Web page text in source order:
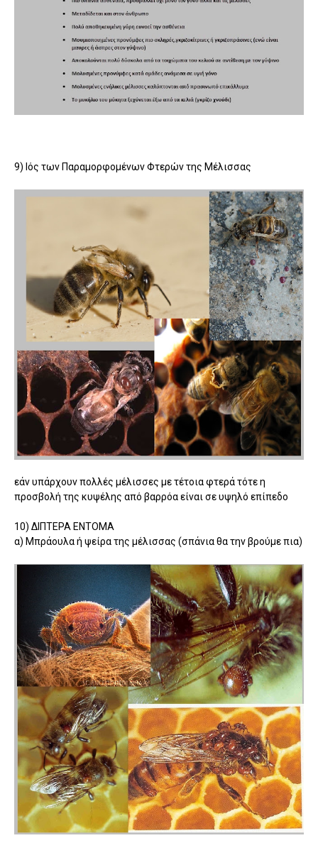
9) Ιός των Παραμορφομένων Φτερών της Μέλισσας
εάν υπάρχουν πολλές μέλισσες με τέτοια φτερά τότε η
προσβολή της κυψέλης από βαρρόα είναι σε υψηλό επίπεδο
10) ΔΙΠΤΕΡΑ ΕΝΤΟΜΑ
α) Μπράουλα ή ψείρα της μέλισσας (σπάνια θα την βρούμε πια)